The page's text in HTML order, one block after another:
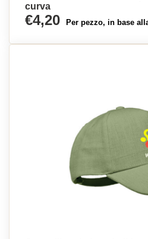
curva
€4,20 Per pezzo, in base